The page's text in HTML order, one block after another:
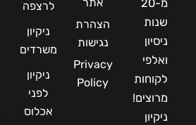
מ-20
שנות
ניסיון
ואלפי
לקוחות
מרוצים!
ניקיון
הצהרת
נגישות
Privacy
Policy
לרצפה
ניקיון
משרדים
ניקיון
לפני
אכלוס